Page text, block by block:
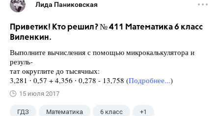
Лида Паниковская
Приветик! Кто решил? № 411 Математика 6 класс
Виленкин.
Выполните вычисления с помощью микрокалькулятора и
резуль-
тат округлите до тысячных:
3,281 ∙ 0,57 + 4,356 ∙ 0,278 - 13,758 (Подробнее...)
15 июля 2017
ГДЗ Математика 6 класс +1